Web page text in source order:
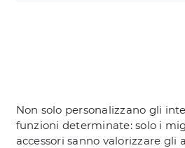
Non solo personalizzano gli
funzioni determinate: solo i
accessori sanno valorizzare gli